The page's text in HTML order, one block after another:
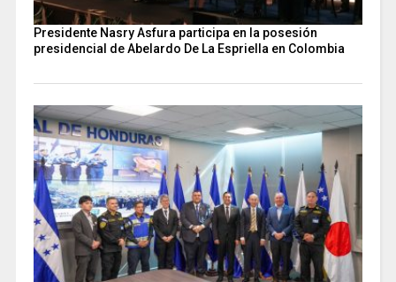
Presidente Nasry Asfura participa en la posesión
presidencial de Abelardo De La Espriella en Colombia